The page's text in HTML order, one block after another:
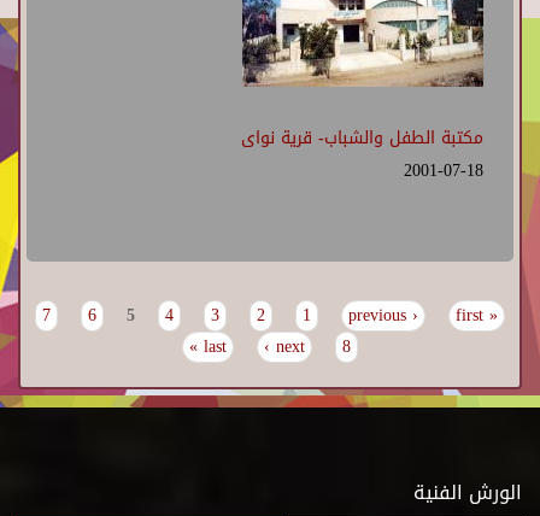
مكتبة الطفل والشباب- قرية نواى
2001-07-18
Pages
« first
‹ previous
1
2
3
4
5
6
7
8
next ›
last »
الورش الفنية